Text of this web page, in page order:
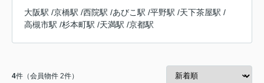
大阪駅 /京橋駅 /西院駅 /あびこ駅 /平野駅 /天下茶屋駅 /
高槻市駅 /杉本町駅 /天満駅 /京都駅
4件（会員物件 2件）